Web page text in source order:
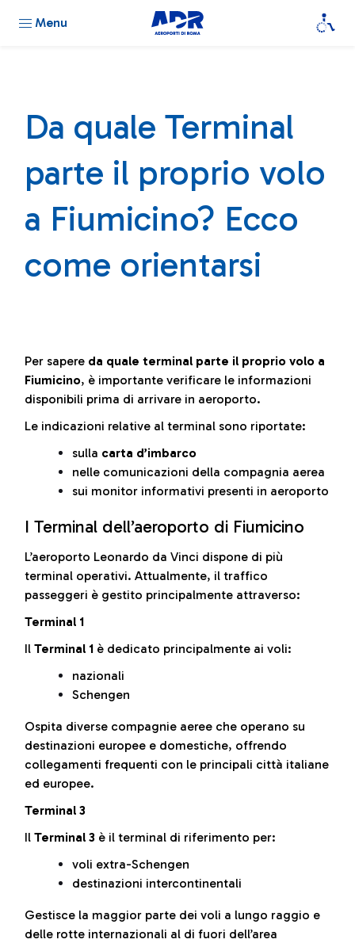
Menu
Da quale Terminal
parte il proprio volo
a Fiumicino? Ecco
come orientarsi
Per sapere da quale terminal parte il proprio volo a
Fiumicino, è importante verificare le informazioni
disponibili prima di arrivare in aeroporto.
Le indicazioni relative al terminal sono riportate:
sulla carta d’imbarco
nelle comunicazioni della compagnia aerea
sui monitor informativi presenti in aeroporto
I Terminal dell’aeroporto di Fiumicino
L’aeroporto Leonardo da Vinci dispone di più
terminal operativi. Attualmente, il traffico
passeggeri è gestito principalmente attraverso:
Terminal 1
Il Terminal 1 è dedicato principalmente ai voli:
nazionali
Schengen
Ospita diverse compagnie aeree che operano su
destinazioni europee e domestiche, offrendo
collegamenti frequenti con le principali città italiane
ed europee.
Terminal 3
Il Terminal 3 è il terminal di riferimento per:
voli extra-Schengen
destinazioni intercontinentali
Gestisce la maggior parte dei voli a lungo raggio e
delle rotte internazionali al di fuori dell’area